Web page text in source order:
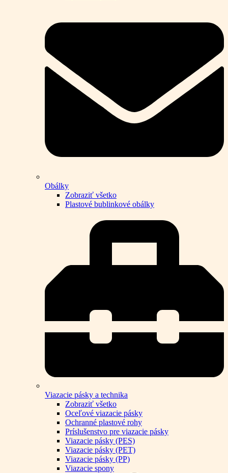
Obálky
Zobraziť všetko
Plastové bublinkové obálky
Viazacie pásky a technika
Zobraziť všetko
Oceľové viazacie pásky
Ochranné plastové rohy
Príslušenstvo pre viazacie pásky
Viazacie pásky (PES)
Viazacie pásky (PET)
Viazacie pásky (PP)
Viazacie spony